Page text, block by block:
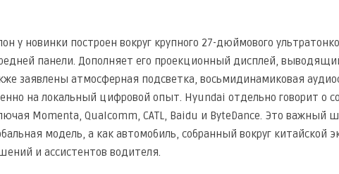
у новинки построен вокруг крупного 27-дюймового
панели. Дополняет его проекционный дисплей,
заявлены атмосферная подсветка, восьмидинамиковая
на локальный цифровой опыт. Hyundai отдельно говорит о
Momenta, Qualcomm, CATL, Baidu и ByteDance. Это важный
модель, а как автомобиль, собранный вокруг китайской
и ассистентов водителя.